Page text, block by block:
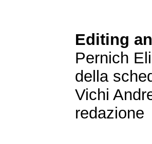
Editing
Pernich
della
Vichi
redazione